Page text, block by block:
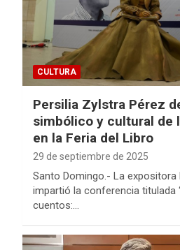
CULTURA
Persilia Zylstra Pérez
simbólico y cultural de
en la Feria del Libro
29 de septiembre de 2025
Santo Domingo.- La expositora
impartió la conferencia titulada
cuentos:…